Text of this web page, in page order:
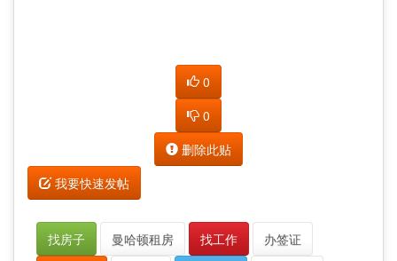
0
0
删除此贴
我要快速发帖
找房子 曼哈顿租房 找工作
办签证